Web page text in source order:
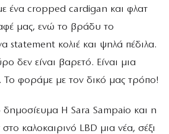
ένα cropped cardigan και φλατ
μας, ενώ το βράδυ το
statement κολιέ και ψηλά πέδιλα.
δεν είναι βαρετό. Είναι μια
Το φοράμε με τον δικό μας τρόπο!
δημοσίευμα Η Sara Sampaio και η
καλοκαιρινό LBD μια νέα, σέξι